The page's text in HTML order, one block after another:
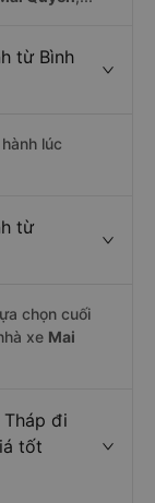
từ Bình
lúc
từ
chọn cuối
xe Mai
đi
tốt